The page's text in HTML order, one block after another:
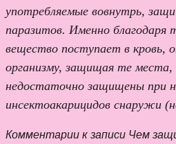
употребляемые вовнутрь,
паразитов. Именно
вещество поступает в кровь,
организму, защищая те
недостаточно защищены при
инсектоакарицидов снаружи
Комментарии к записи Чем